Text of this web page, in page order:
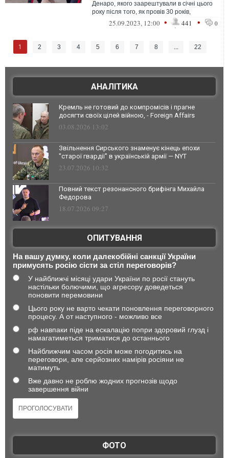
Денаро, якого заарештували в січні цього
року після того, як провів 30 років,
помер. На момент арешту він хво...
25.09.2023, 12:00 • 441 • 0
1 2 3 4 5 6 7 8 ... 22
АНАЛІТИКА
Кремль не готовий до компромісів і прагне
досягти своїх цілей війною, - Foreign Affairs
03.08.2026 13:02
Звільнення Сирського знаменує кінець епохи
"старої гвардії" в українській армії — NYT
23.07.2026 10:32
Повний текст резонансного брифінга Михайла
Федорова
18.07.2026 09:27
ОПИТУВАННЯ
На вашу думку, коли далекобійні санкції України
примусять росію сісти за стіл переговорів?
У найближчі місяці удари України по росії стануть
настільки болючими, що агресору доведеться
поновити перемовини
Цього року не варто чекати поновлення переговорного
процесу. А от наступного - можливо все
рф навпаки піде на ескалацію попри здоровий глузд і
намагатиметься триматися до останнього
Найближчим часом росія може погодитись на
переговори, але серйозних намірів росіяни не
матимуть
Вже давно не роблю жодних прогнозів щодо
завершення війни
ФОТО